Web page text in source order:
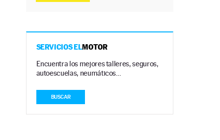
SERVICIOS ELMOTOR
Encuentra los mejores talleres, seguros,
autoescuelas, neumáticos…
BUSCAR